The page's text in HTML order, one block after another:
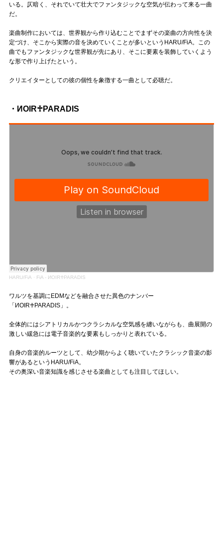
いる。仄暗く、それでいて壮大でファンタジックな空気が伝わって来る一曲
だ。
楽曲制作においては、世界観から作り込むことでまずその楽曲の方向性を決
定づけ、そこから実際の音を決めていくことが多いというHARU/FiA。この
曲でもファンタジックな世界観が先にあり、そこに要素を装飾していくよう
な形で作り上げたという。
クリエイターとしての彼の個性を象徴する一曲として必聴だ。
・ИOIR♰PARADIS
HARU/FiA · FiA - ИOIR♰PARADIS
ワルツを基調にEDMなどを融合させた異色のナンバー
「ИOIR♰PARADIS」。
全体的にはシアトリカルかつクラシカルな空気感を纏いながらも、曲展開の
激しい緩急には電子音楽的な要素もしっかりと表れている。
自身の音楽的ルーツとして、幼少期からよく聴いていたクラシック音楽の影
響があるというHARU/FiA。
その奥深い音楽知識を感じさせる楽曲としても注目してほしい。